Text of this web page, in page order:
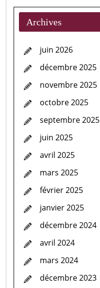
Archives
juin 2026
décembre 2025
novembre 2025
octobre 2025
septembre 2025
juin 2025
avril 2025
mars 2025
février 2025
janvier 2025
décembre 2024
avril 2024
mars 2024
décembre 2023